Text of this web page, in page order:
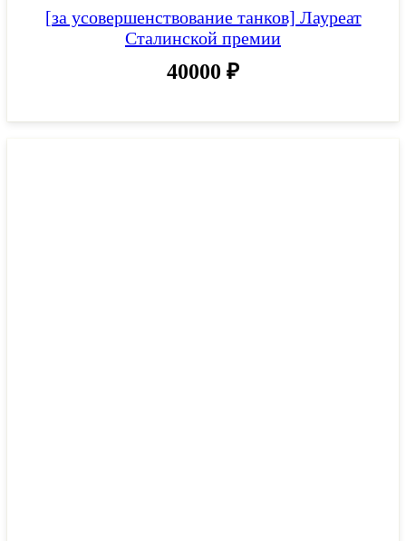
[за усовершенствование танков] Лауреат
Сталинской премии
40000 ₽